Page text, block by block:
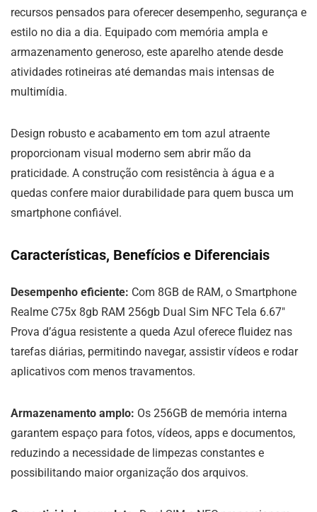
recursos pensados para oferecer desempenho, segurança e
estilo no dia a dia. Equipado com memória ampla e
armazenamento generoso, este aparelho atende desde
atividades rotineiras até demandas mais intensas de
multimídia.
Design robusto e acabamento em tom azul atraente
proporcionam visual moderno sem abrir mão da
praticidade. A construção com resistência à água e a
quedas confere maior durabilidade para quem busca um
smartphone confiável.
Características, Benefícios e Diferenciais
Desempenho eficiente: Com 8GB de RAM, o Smartphone
Realme C75x 8gb RAM 256gb Dual Sim NFC Tela 6.67″
Prova d’água resistente a queda Azul oferece fluidez nas
tarefas diárias, permitindo navegar, assistir vídeos e rodar
aplicativos com menos travamentos.
Armazenamento amplo: Os 256GB de memória interna
garantem espaço para fotos, vídeos, apps e documentos,
reduzindo a necessidade de limpezas constantes e
possibilitando maior organização dos arquivos.